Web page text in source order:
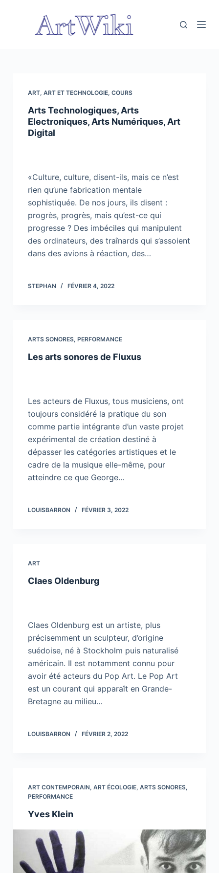
ART, ART ET TECHNOLOGIE, COURS
Arts Technologiques, Arts
Electroniques, Arts Numériques, Art
Digital
«Culture, culture, disent-ils, mais ce n’est
rien qu’une fabrication mentale
sophistiquée. De nos jours, ils disent :
progrès, progrès, mais qu’est-ce qui
progresse ? Des imbéciles qui manipulent
des ordinateurs, des traînards qui s’assoient
dans des avions à réaction, des…
STEPHAN FÉVRIER 4, 2022
ARTS SONORES, PERFORMANCE
Les arts sonores de Fluxus
Les acteurs de Fluxus, tous musiciens, ont
toujours considéré la pratique du son
comme partie intégrante d’un vaste projet
expérimental de création destiné à
dépasser les catégories artistiques et le
cadre de la musique elle-même, pour
atteindre ce que George…
LOUISBARRON FÉVRIER 3, 2022
ART
Claes Oldenburg
Claes Oldenburg est un artiste, plus
précisemment un sculpteur, d’origine
suédoise, né à Stockholm puis naturalisé
américain. Il est notamment connu pour
avoir été acteurs du Pop Art. Le Pop Art
est un courant qui apparaît en Grande-
Bretagne au milieu…
LOUISBARRON FÉVRIER 2, 2022
ART CONTEMPORAIN, ART ÉCOLOGIE, ARTS SONORES,
PERFORMANCE
Yves Klein